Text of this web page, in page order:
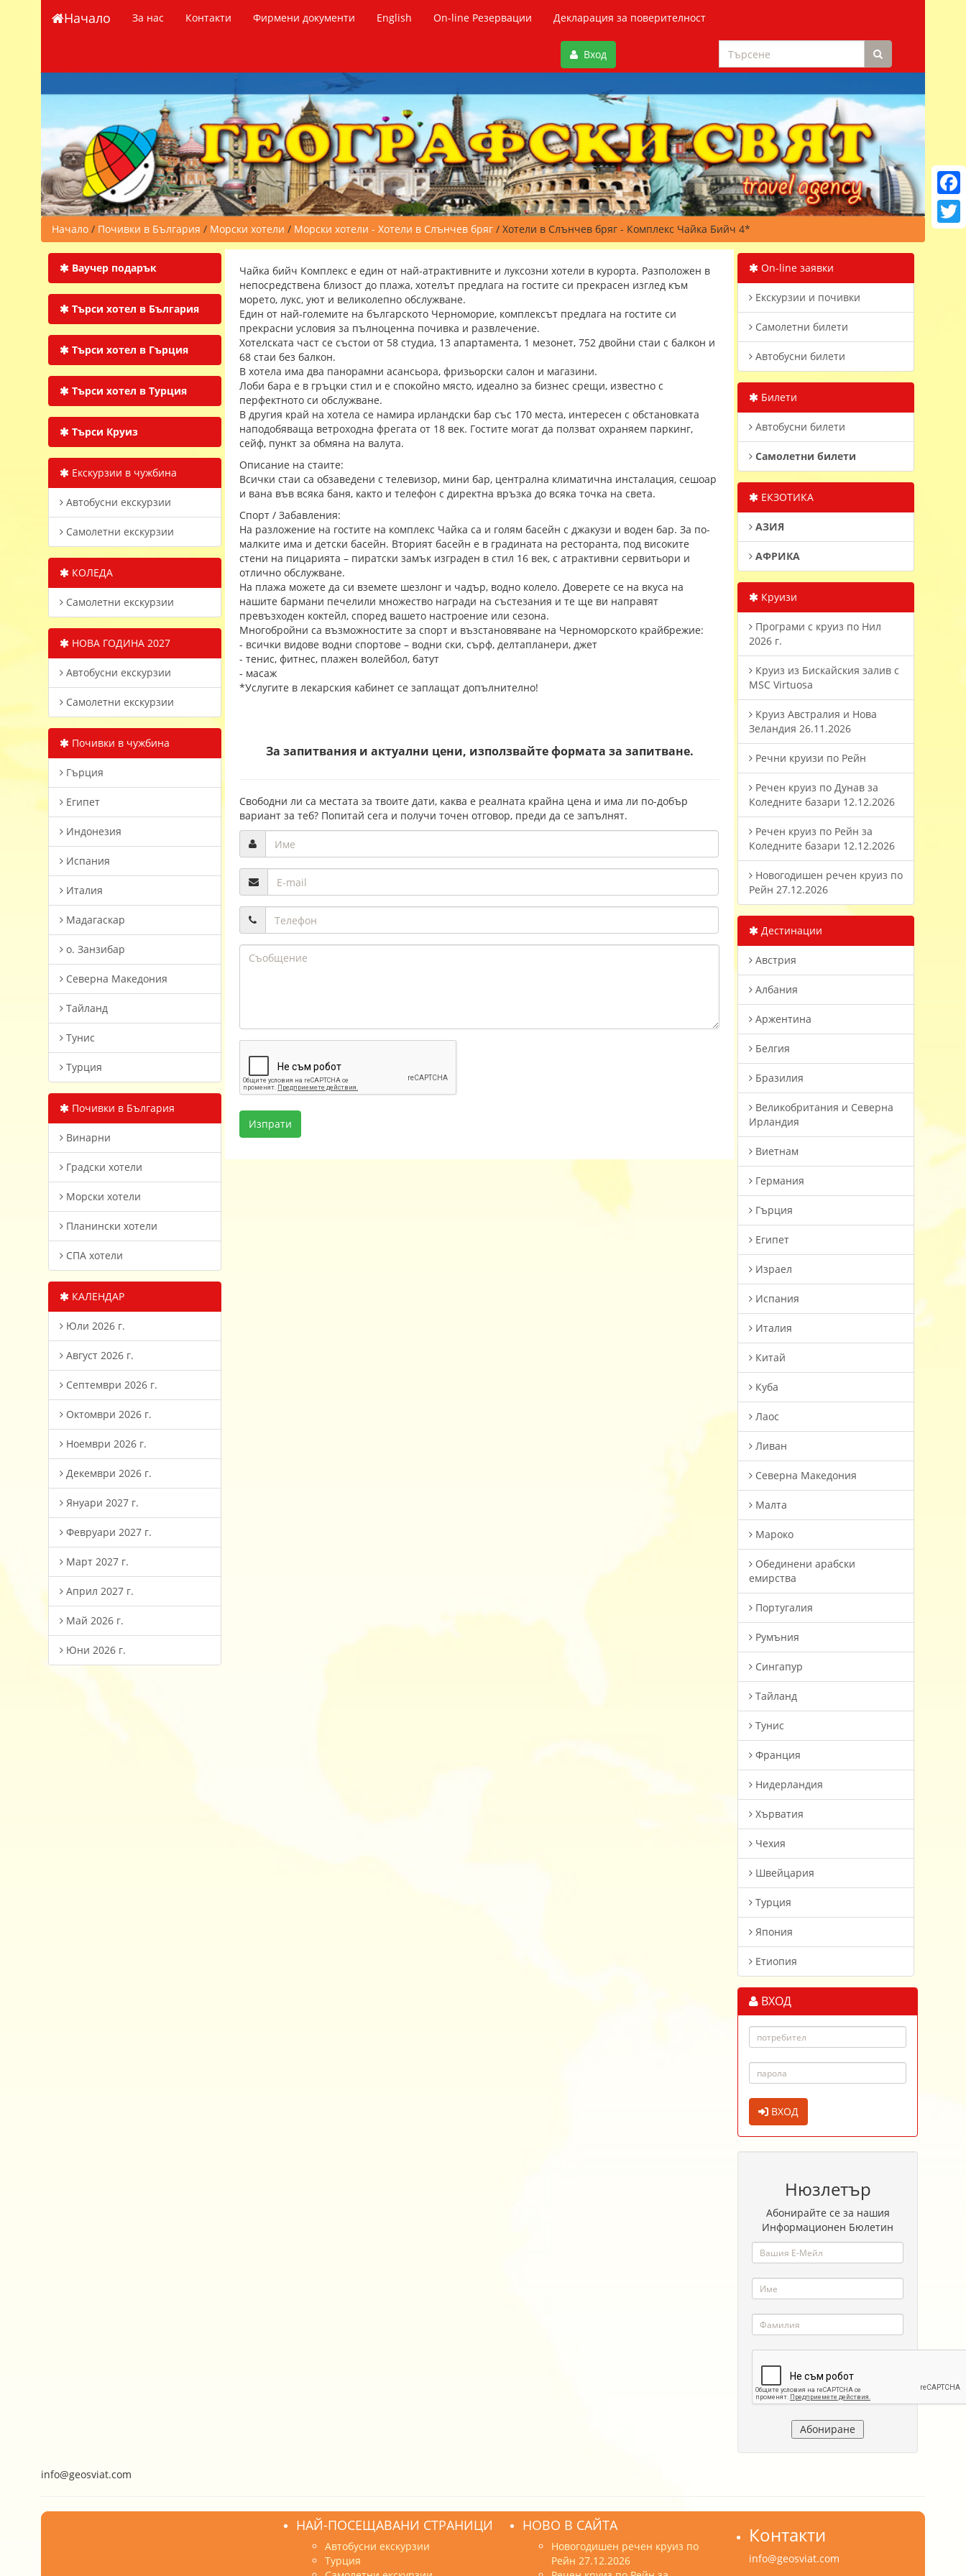
Начало За нас Контакти Фирмени документи English On-line Резервации Декларация за поверителност
Вход
Начало / Почивки в България / Морски хотели / Морски хотели - Хотели в Слънчев бряг / Хотели в Слънчев бряг - Комплекс Чайка Бийч 4*
Ваучер подарък
Търси хотел в България
Търси хотел в Гърция
Търси хотел в Турция
Търси Круиз
Екскурзии в чужбина
Автобусни екскурзии
Самолетни екскурзии
КОЛЕДА
Самолетни екскурзии
НОВА ГОДИНА 2027
Автобусни екскурзии
Самолетни екскурзии
Почивки в чужбина
Гърция
Египет
Индонезия
Испания
Италия
Мадагаскар
о. Занзибар
Северна Македония
Тайланд
Тунис
Турция
Почивки в България
Винарни
Градски хотели
Морски хотели
Планински хотели
СПА хотели
КАЛЕНДАР
Юли 2026 г.
Август 2026 г.
Септември 2026 г.
Октомври 2026 г.
Ноември 2026 г.
Декември 2026 г.
Януари 2027 г.
Февруари 2027 г.
Март 2027 г.
Април 2027 г.
Май 2026 г.
Юни 2026 г.
Чайка бийч Комплекс e един от най-атрактивните и луксозни хотели в курорта. Разположен в
непосредствена близост до плажа, хотелът предлага на гостите си прекрасен изглед към
морето, лукс, уют и великолепно обслужване.
Един от най-големите на българското Черноморие, комплексът предлага на гостите си
прекрасни условия за пълноценна почивка и развлечение.
Хотелската част се състои от 58 студиа, 13 апартамента, 1 мезонет, 752 двойни стаи с балкон и
68 стаи без балкон.
В хотела има два панорамни асансьора, фризьорски салон и магазини.
Лоби бара е в гръцки стил и е спокойно място, идеално за бизнес срещи, известно с
перфектното си обслужване.
В другия край на хотела се намира ирландски бар със 170 места, интересен с обстановката
наподобяваща ветроходна фрегата от 18 век. Гостите могат да ползват охраняем паркинг,
сейф, пункт за обмяна на валута.
Описание на стаите:
Всички стаи са обзаведени с телевизор, мини бар, централна климатична инсталация, сешоар
и вана във всяка баня, както и телефон с директна връзка до всяка точка на света.
Спорт / Забавления:
На разложение на гостите на комплекс Чайка са и голям басейн с джакузи и воден бар. За по-
малките има и детски басейн. Вторият басейн е в градината на ресторанта, под високите
стени на пицарията – пиратски замък изграден в стил 16 век, с атрактивни сервитьори и
отлично обслужване.
На плажа можете да си вземете шезлонг и чадър, водно колело. Доверете се на вкуса на
нашите бармани печелили множество награди на състезания и те ще ви направят
превъзходен коктейл, според вашето настроение или сезона.
Многобройни са възможностите за спорт и възстановяване на Черноморското крайбрежие:
- всички видове водни спортове – водни ски, сърф, делтапланери, джет
- тенис, фитнес, плажен волейбол, батут
- масаж
*Услугите в лекарския кабинет се заплащат допълнително!
За запитвания и актуални цени, използвайте формата за запитване.
Свободни ли са местата за твоите дати, каква е реалната крайна цена и има ли по-добър
вариант за теб? Попитай сега и получи точен отговор, преди да се запълнят.
On-line заявки
Екскурзии и почивки
Самолетни билети
Автобусни билети
Билети
Автобусни билети
Самолетни билети
ЕКЗОТИКА
АЗИЯ
АФРИКА
Круизи
Програми с круиз по Нил
2026 г.
Круиз из Бискайския залив с
MSC Virtuosa
Круиз Австралия и Нова
Зеландия 26.11.2026
Речни круизи по Рейн
Речен круиз по Дунав за
Коледните базари 12.12.2026
Речен круиз по Рейн за
Коледните базари 12.12.2026
Новогодишен речен круиз по
Рейн 27.12.2026
Дестинации
Австрия
Албания
Аржентина
Белгия
Бразилия
Великобритания и Северна
Ирландия
Виетнам
Германия
Гърция
Египет
Израел
Испания
Италия
Китай
Куба
Лаос
Ливан
Северна Македония
Малта
Мароко
Oбединени арабски
емирства
Португалия
Румъния
Сингапур
Тайланд
Тунис
Франция
Нидерландия
Хърватия
Чехия
Швейцария
Турция
Япония
Етиопия
ВХОД
ВХОД
Нюзлетър
Абонирайте се за нашия
Информационен Бюлетин
info@geosviat.com
НАЙ-ПОСЕЩАВАНИ СТРАНИЦИ
Автобусни екскурзии
Турция
НОВО В САЙТА
Новогодишен речен круиз по
Рейн 27.12.2026
Контакти
info@geosviat.com